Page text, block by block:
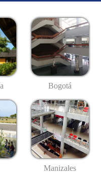
Bogotá
Manizales